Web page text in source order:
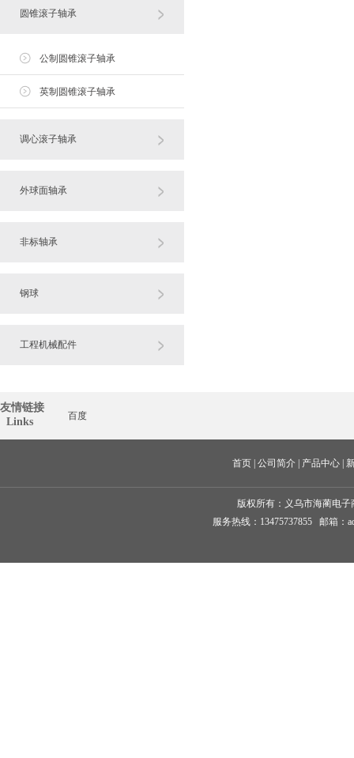
圆锥滚子轴承
公制圆锥滚子轴承
英制圆锥滚子轴承
调心滚子轴承
外球面轴承
非标轴承
钢球
工程机械配件
友情链接
  Links
百度
首页 | 公司简介 | 产品中心 |
版权所有： 义乌市海蔺电子
服务热线：13475737855 邮箱：